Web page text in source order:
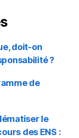
doit-on
?
de
le
des ENS :